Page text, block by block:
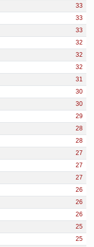
33
33
33
32
32
32
31
30
30
29
28
28
27
27
27
26
26
26
25
25